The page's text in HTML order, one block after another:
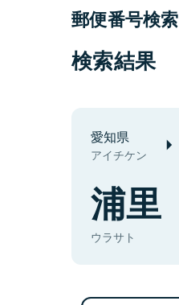
郵便番号検索
検索結果
愛知県
アイチケン
浦里
ウラサト